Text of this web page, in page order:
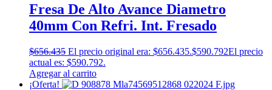
Fresa De Alto Avance Diametro
40mm Con Refri. Int. Fresado
$656.435 El precio original era: $656.435.$590.792El precio
actual es: $590.792.
Agregar al carrito
¡Oferta!